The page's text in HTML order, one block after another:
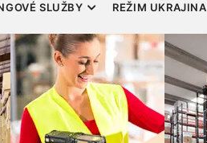
SLUŽBY REŽIM UKRAJINA